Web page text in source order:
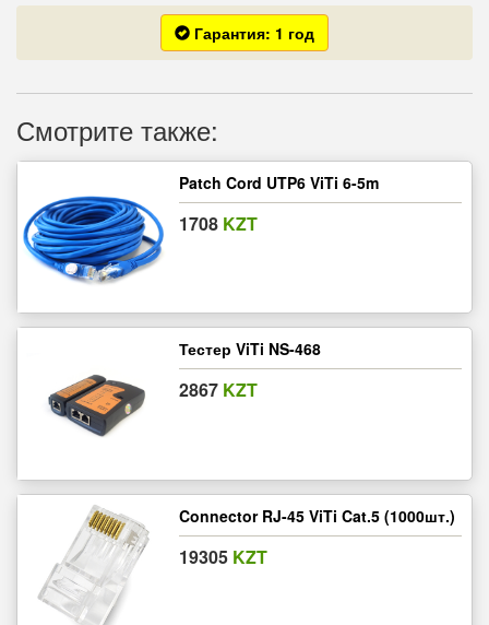
Гарантия: 1 год
Смотрите также:
Patch Cord UTP6 ViTi 6-5m
1708 KZT
Тестер ViTi NS-468
2867 KZT
Connector RJ-45 ViTi Cat.5 (1000шт.)
19305 KZT